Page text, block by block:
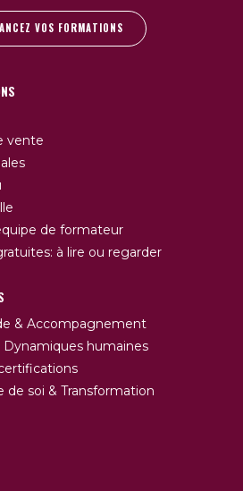
VOS FORMATIONS
vente
de formateur
à lire ou regarder
& Accompagnement
Dynamiques humaines
de soi & Transformation